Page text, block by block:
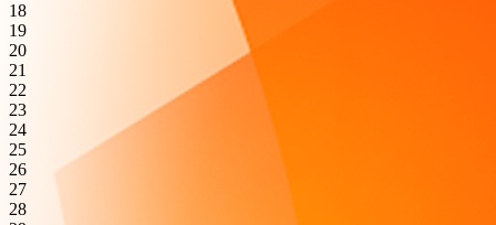
18
19
20
21
22
23
24
25
26
27
28